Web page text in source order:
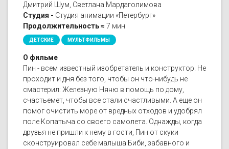
Дмитрий Шум, Светлана Мардаголимова
Студия - Студия анимации «Петербург»
Продолжительность ≈ 7 мин
ДЕТСКИЕ МУЛЬТФИЛЬМЫ
О фильме
Пин - всем известный изобретатель и конструктор. Не
проходит и дня без того, чтобы он что-нибудь не
смастерил: Железную Няню в помощь по дому,
счастьемет, чтобы все стали счастливыми. А еще он
помог очистить море от вредных отходов и удобрял
поле Копатыча со своего самолета. Однажды, когда
друзья не пришли к нему в гости, Пин от скуки
сконструировал себе малыша Биби, забавного и